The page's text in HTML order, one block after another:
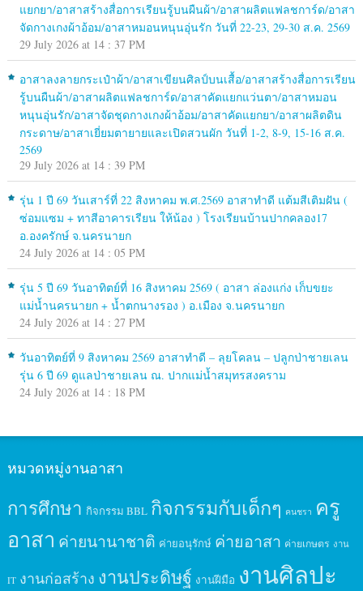
แยกยา/อาสาสร้างสื่อการเรียนรู้บนผืนผ้า/อาสาผลิตแฟลชการ์ด/อาสา
จัดกางเกงผ้าอ้อม/อาสาหมอนหนุนอุ่นรัก วันที่ 22-23, 29-30 ส.ค. 2569
29 July 2026 at 14 : 37 PM
อาสาลงลายกระเป๋าผ้า/อาสาเขียนศิลป์บนเสื้อ/อาสาสร้างสื่อการเรียน
รู้บนผืนผ้า/อาสาผลิตแฟลชการ์ด/อาสาคัดแยกแว่นตา/อาสาหมอน
หนุนอุ่นรัก/อาสาจัดชุดกางเกงผ้าอ้อม/อาสาคัดแยกยา/อาสาผลิตดิน
กระดาษ/อาสาเยี่ยมตายายและเปิดสวนผัก วันที่ 1-2, 8-9, 15-16 ส.ค.
2569
29 July 2026 at 14 : 39 PM
รุ่น 1 ปี 69 วันเสาร์ที่ 22 สิงหาคม พ.ศ.2569 อาสาทำดี แต้มสีเติมฝัน (
ซ่อมแซม + ทาสีอาคารเรียน ให้น้อง ) โรงเรียนบ้านปากคลอง17
อ.องครักษ์ จ.นครนายก
24 July 2026 at 14 : 05 PM
รุ่น 5 ปี 69 วันอาทิตย์ที่ 16 สิงหาคม 2569 ( อาสา ล่องแก่ง เก็บขยะ
แม่น้ำนครนายก + น้ำตกนางรอง ) อ.เมือง จ.นครนายก
24 July 2026 at 14 : 27 PM
วันอาทิตย์ที่ 9 สิงหาคม 2569 อาสาทำดี – ลุยโคลน – ปลูกป่าชายเลน
รุ่น 6 ปี 69 ดูแลป่าชายเลน ณ. ปากแม่น้ำสมุทรสงคราม
24 July 2026 at 14 : 18 PM
หมวดหมู่งานอาสา
การศึกษา กิจกรรม BBL กิจกรรมกับเด็กๆ คนชรา ครู
อาสา ค่ายนานาชาติ ค่ายอนุรักษ์ ค่ายอาสา ค่ายเกษตร งาน
IT งานก่อสร้าง งานประดิษฐ์ งานฝีมือ งานศิลปะ